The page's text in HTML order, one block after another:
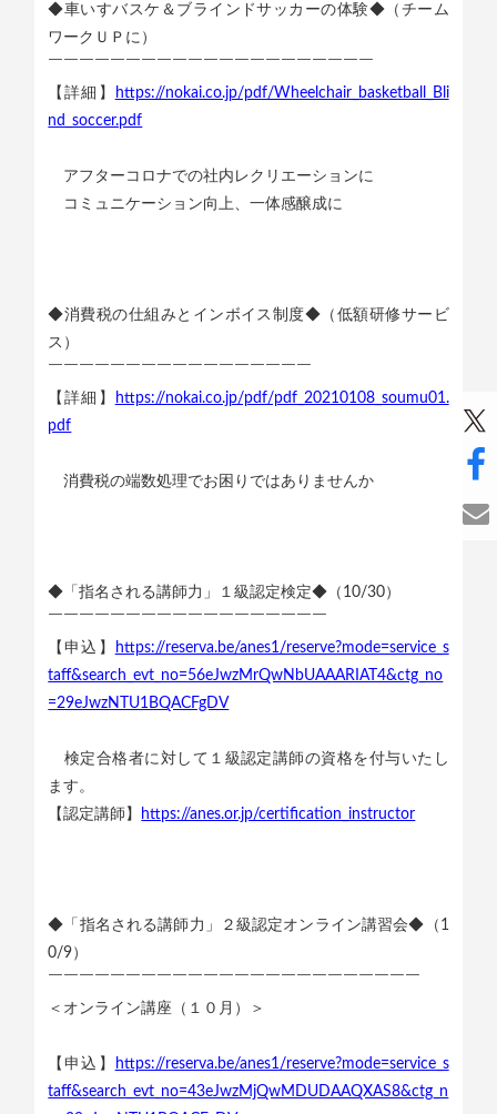
◆車いすバスケ＆ブラインドサッカーの体験◆（チーム
ワークＵＰに）
￣￣￣￣￣￣￣￣￣￣￣￣￣￣￣￣￣￣￣￣￣
【詳細】
https://nokai.co.jp/pdf/Wheelchair_basketball_Bli
nd_soccer.pdf
アフターコロナでの社内レクリエーションに
コミュニケーション向上、一体感醸成に
◆消費税の仕組みとインボイス制度◆（低額研修サービ
ス）
￣￣￣￣￣￣￣￣￣￣￣￣￣￣￣￣￣
【詳細】
https://nokai.co.jp/pdf/pdf_20210108_soumu01.
pdf
消費税の端数処理でお困りではありませんか
◆「指名される講師力」１級認定検定◆（10/30）
￣￣￣￣￣￣￣￣￣￣￣￣￣￣￣￣￣￣
【申込】
https://reserva.be/anes1/reserve?mode=service_s
taff&search_evt_no=56eJwzMrQwNbUAAARIAT4&ctg_no
=29eJwzNTU1BQACFgDV
検定合格者に対して１級認定講師の資格を付与いたし
ます。
【認定講師】
https://anes.or.jp/certification_instructor
◆「指名される講師力」２級認定オンライン講習会◆（1
0/9）
￣￣￣￣￣￣￣￣￣￣￣￣￣￣￣￣￣￣￣￣￣￣￣￣
＜オンライン講座（１０月）＞
【申込】
https://reserva.be/anes1/reserve?mode=service_s
taff&search_evt_no=43eJwzMjQwMDUDAAQXAS8&ctg_n